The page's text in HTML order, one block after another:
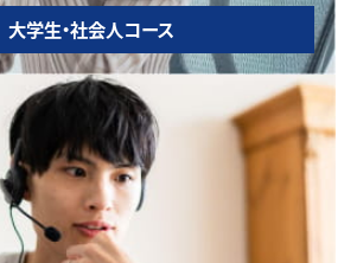
大学生・社会人コース